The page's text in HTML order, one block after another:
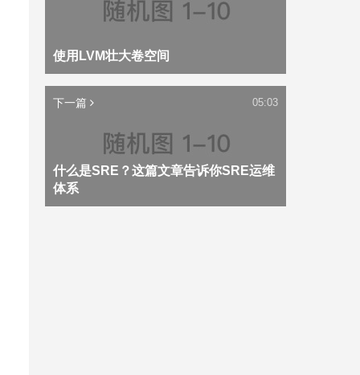
使用LVM壮大卷空间
下一篇
什么是SRE？这篇文章告诉你SRE运维
体系
05:03